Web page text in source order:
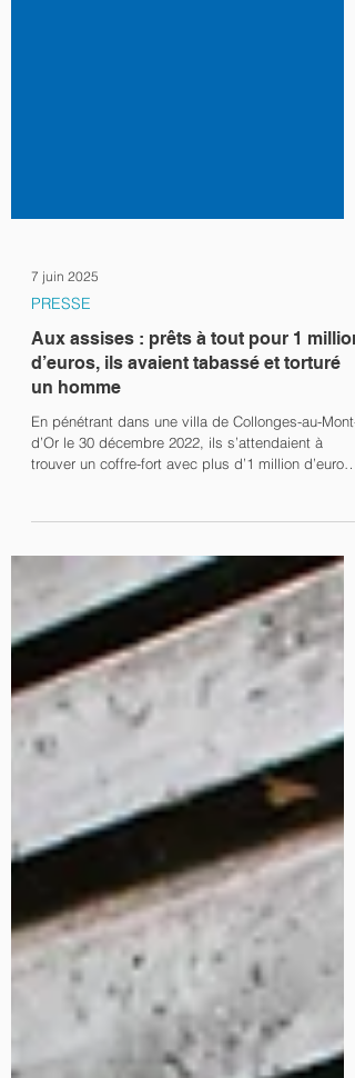
7 juin 2025
Aux assises : prêts à tout pour 1 million
d’euros, ils avaient tabassé et torturé
En pénétrant dans une villa de Collonges-au-Mont-
trouver un coffre-fort avec plus d’1 million d’euros à
l’intérieur. Finalement, ils avaient tabassé et torturé
un homme. « Le plan, c’était un cambriolage »,
affirment trois des accusés. Le quatrième nie tout
en bloc. Lire l'article :
https://www.leprogres.fr/faits-divers-
justice/2025/06/07/aux-assises-prets-a-tout-pour-1-
million-d-euros-ils-avaient-tabasse-et-torture-un-